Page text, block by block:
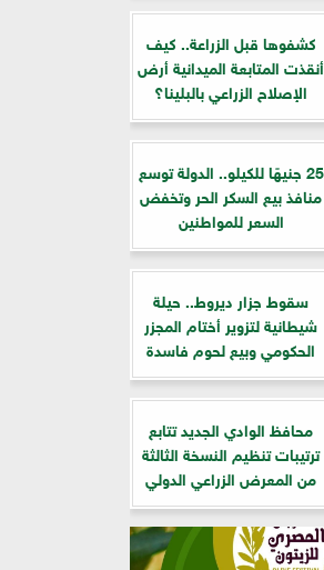
كشفوها قبل الزراعة.. كيف
أنقذت المتابعة الميدانية أرض
الإصلاح الزراعي بالبلينا؟
25 جنيهًا للكيلو.. الدولة توسع
منافذ بيع السكر الحر وتخفض
السعر للمواطنين
سقوط جزار ديروط.. حيلة
شيطانية لتزوير أختام المجزر
الحكومي وبيع لحوم فاسدة
​محافظ الوادي الجديد تتابع
ترتيبات تنظيم النسخة الثالثة
من المعرض الزراعي الدولي